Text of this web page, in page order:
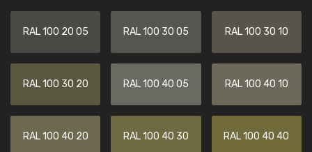
RAL 100 20 05 RAL 100 30 05 RAL 100 30 10
RAL 100 30 20 RAL 100 40 05 RAL 100 40 10
RAL 100 40 20 RAL 100 40 30 RAL 100 40 40